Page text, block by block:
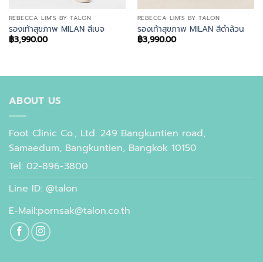
REBECCA LIM'S BY TALON
รองเท้าสุขภาพ MILAN สีเบจ
฿3,990.00
REBECCA LIM'S BY TALON
รองเท้าสุขภาพ MILAN สีดำล้วน
฿3,990.00
ABOUT US
Foot Clinic Co., Ltd. 249 Bangkuntien road,
Samaedum, Bangkuntien, Bangkok 10150
Tel: 02-896-3800
Line ID: @talon
E-Mail:pornsak@talon.co.th